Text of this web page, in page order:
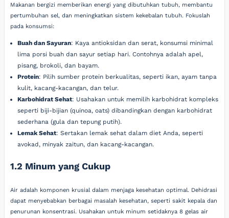
Makanan bergizi memberikan energi yang dibutuhkan tubuh, membantu
pertumbuhan sel, dan meningkatkan sistem kekebalan tubuh. Fokuslah
pada konsumsi:
Buah dan Sayuran: Kaya antioksidan dan serat, konsumsi minimal
lima porsi buah dan sayur setiap hari. Contohnya adalah apel,
pisang, brokoli, dan bayam.
Protein: Pilih sumber protein berkualitas, seperti ikan, ayam tanpa
kulit, kacang-kacangan, dan telur.
Karbohidrat Sehat: Usahakan untuk memilih karbohidrat kompleks
seperti biji-bijian (quinoa, oats) dibandingkan dengan karbohidrat
sederhana (gula dan tepung putih).
Lemak Sehat: Sertakan lemak sehat dalam diet Anda, seperti
avokad, minyak zaitun, dan kacang-kacangan.
1.2 Minum yang Cukup
Air adalah komponen krusial dalam menjaga kesehatan optimal. Dehidrasi
dapat menyebabkan berbagai masalah kesehatan, seperti sakit kepala dan
penurunan konsentrasi. Usahakan untuk minum setidaknya 8 gelas air